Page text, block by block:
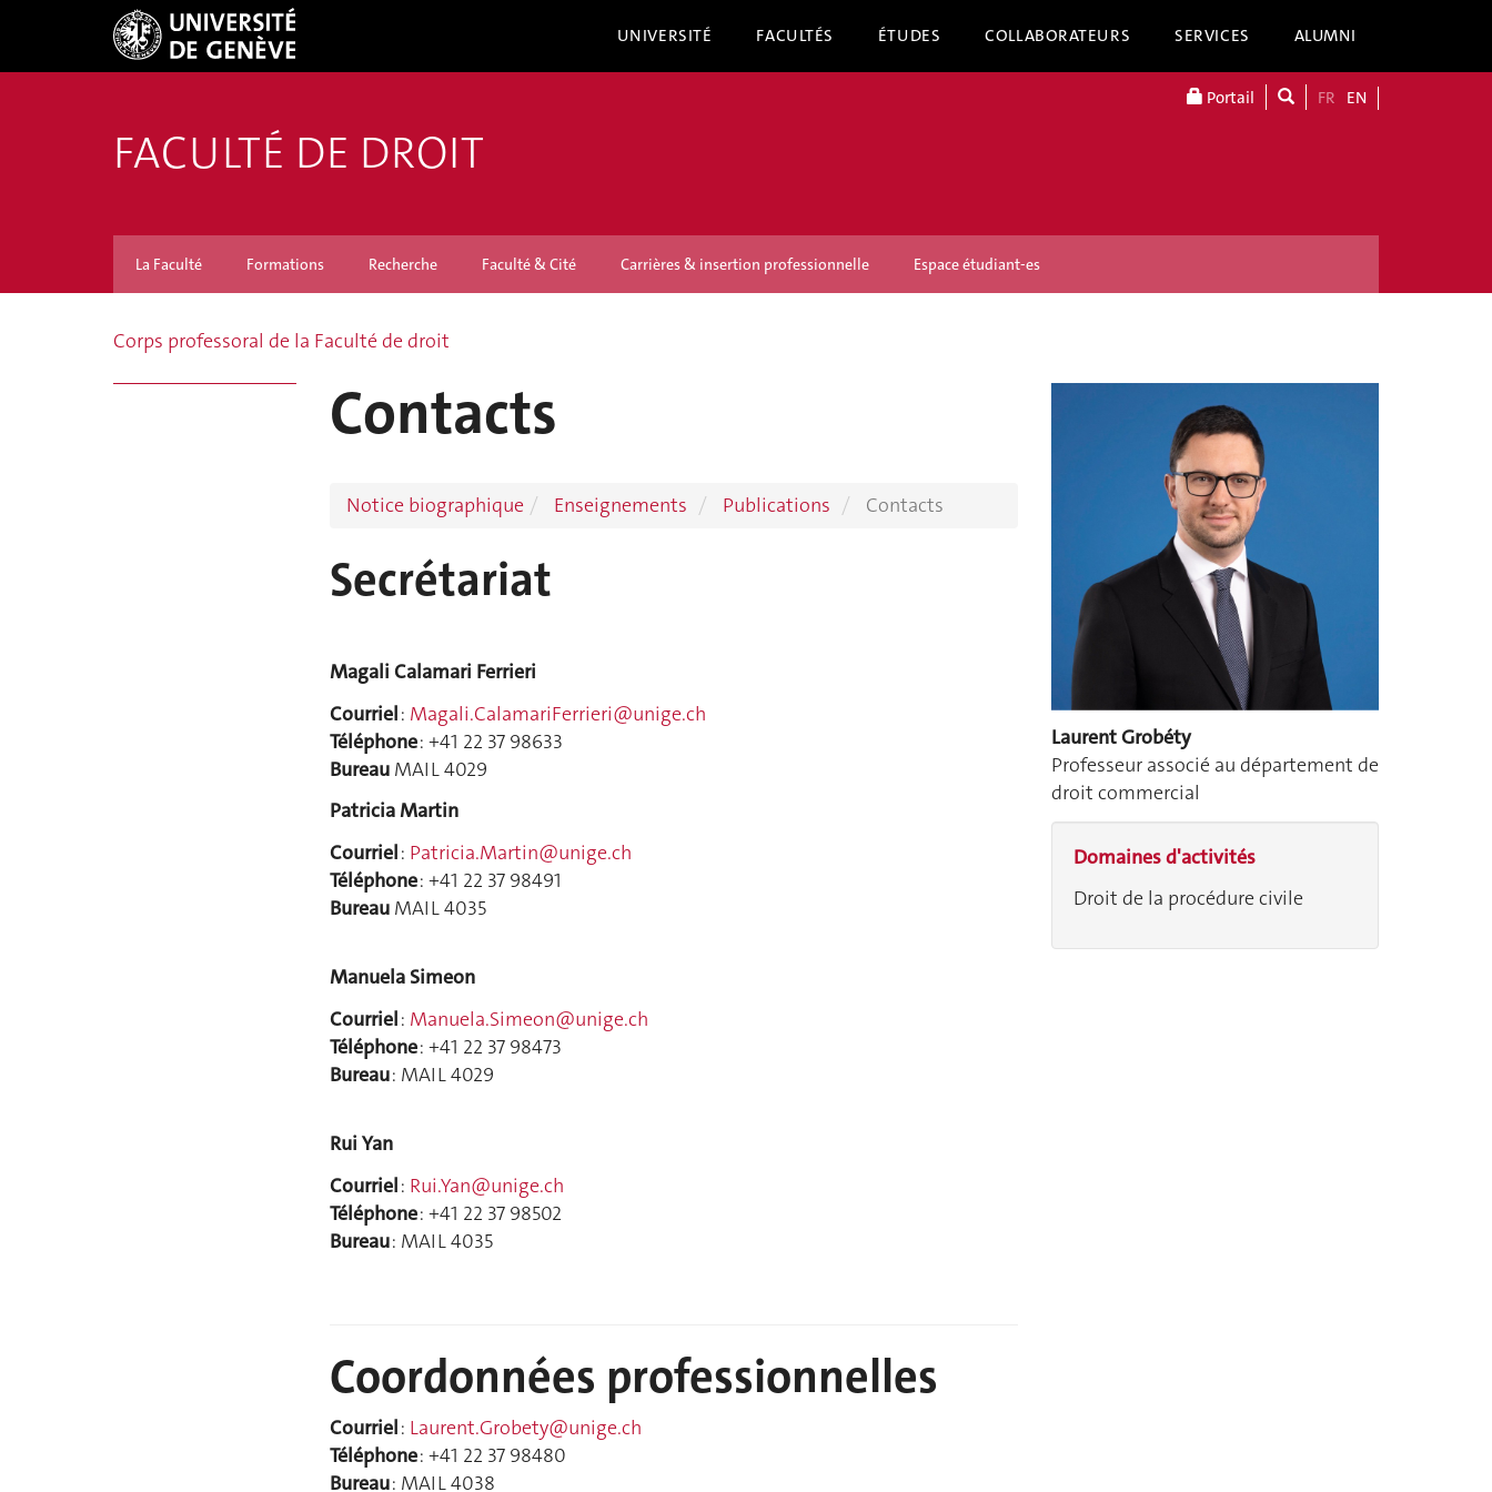
UNIVERSITÉ FACULTÉS ÉTUDES COLLABORATEURS SERVICES ALUMNI
Portail FR EN
FACULTÉ DE DROIT
La Faculté Formations Recherche Faculté & Cité Carrières & insertion professionnelle Espace étudiant-es
Corps professoral de la Faculté de droit
Contacts
Notice biographique Enseignements Publications Contacts
Secrétariat
Magali Calamari Ferrieri
Courriel: Magali.CalamariFerrieri@unige.ch
Téléphone: +41 22 37 98633
Bureau MAIL 4029
Patricia Martin
Courriel: Patricia.Martin@unige.ch
Téléphone: +41 22 37 98491
Bureau MAIL 4035
Manuela Simeon
Courriel: Manuela.Simeon@unige.ch
Téléphone: +41 22 37 98473
Bureau: MAIL 4029
Rui Yan
Courriel: Rui.Yan@unige.ch
Téléphone: +41 22 37 98502
Bureau: MAIL 4035
Coordonnées professionnelles
Courriel: Laurent.Grobety@unige.ch
Téléphone: +41 22 37 98480
Bureau: MAIL 4038
Laurent Grobéty
Professeur associé au département de
droit commercial
Domaines d'activités
Droit de la procédure civile